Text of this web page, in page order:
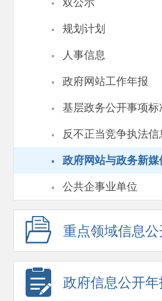
双公示
· 规划计划
· 人事信息
· 政府网站工作年报
· 基层政务公开事项标
· 反不正当竞争执法信
· 政府网站与政务新媒
· 公共企事业单位
重点领域信息公
政府信息公开年